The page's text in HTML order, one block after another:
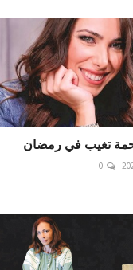
رحمة تغيب في رمضان
0